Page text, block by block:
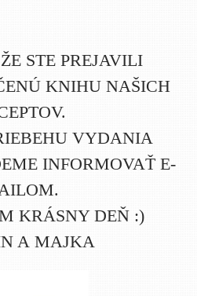
STE PREJAVILI
KNIHU NAŠICH
VYDANIA
INFORMOVAŤ E-
KRÁSNY DEŇ :)
A MAJKA